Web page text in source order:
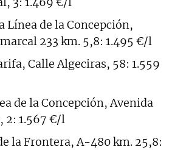
Línea de la Concepción,
233 km. 5,8: 1.495 €/l
Calle Algeciras, 58: 1.559
de la Concepción, Avenida
2: 1.567 €/l
la Frontera, A-480 km. 25,8: